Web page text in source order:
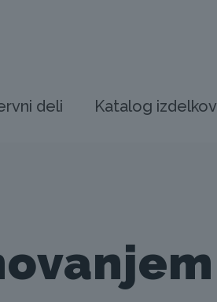
deli Katalog izdelkov